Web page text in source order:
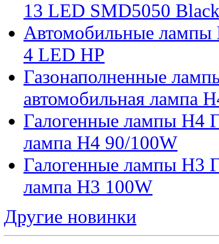
13 LED SMD5050
Автомобильные лампы
4 LED HP
Газонаполненные
автомобильная лампа
Галогенные лампы H4
лампа H4 90/100W
Галогенные лампы H3
лампа H3 100W
Другие новинки